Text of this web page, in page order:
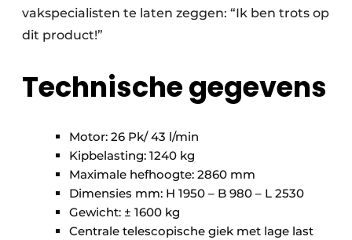
vakspecialisten te laten zeggen: “Ik ben trots op
dit product!”
Technische gegevens
Motor: 26 Pk/ 43 l/min
Kipbelasting: 1240 kg
Maximale hefhoogte: 2860 mm
Dimensies mm: H 1950 – B 980 – L 2530
Gewicht: ± 1600 kg
Centrale telescopische giek met lage last